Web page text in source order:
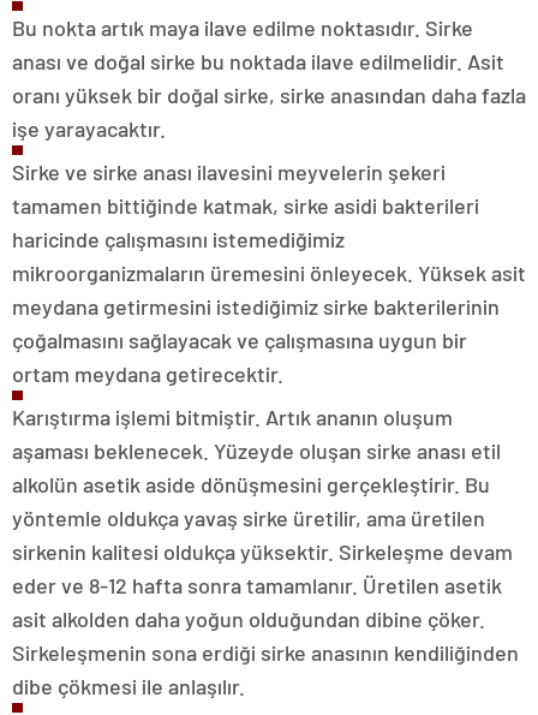
Bu nokta artık maya ilave edilme noktasıdır. Sirke
anası ve doğal sirke bu noktada ilave edilmelidir. Asit
oranı yüksek bir doğal sirke, sirke anasından daha fazla
işe yarayacaktır.
Sirke ve sirke anası ilavesini meyvelerin şekeri
tamamen bittiğinde katmak, sirke asidi bakterileri
haricinde çalışmasını istemediğimiz
mikroorganizmaların üremesini önleyecek. Yüksek asit
meydana getirmesini istediğimiz sirke bakterilerinin
çoğalmasını sağlayacak ve çalışmasına uygun bir
ortam meydana getirecektir.
Karıştırma işlemi bitmiştir. Artık ananın oluşum
aşaması beklenecek. Yüzeyde oluşan sirke anası etil
alkolün asetik aside dönüşmesini gerçekleştirir. Bu
yöntemle oldukça yavaş sirke üretilir, ama üretilen
sirkenin kalitesi oldukça yüksektir. Sirkeleşme devam
eder ve 8-12 hafta sonra tamamlanır. Üretilen asetik
asit alkolden daha yoğun olduğundan dibine çöker.
Sirkeleşmenin sona erdiği sirke anasının kendiliğinden
dibe çökmesi ile anlaşılır.